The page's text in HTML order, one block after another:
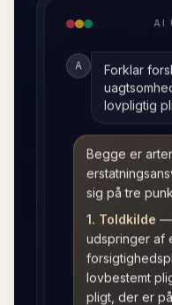
AI
A
Forklar
lovpligtig
Begge er
sig på tre
1. Toldkilde —
udspringer af
lovbestemt
pligt, der er